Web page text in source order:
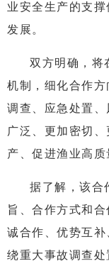
业安全生产的支
发展。
双方明确，将
机制，细化合作
调查、应急处置
广泛、更加密切
产、促进渔业高质
据了解，该合
旨、合作方式和
诚合作、优势互
绕重大事故调查